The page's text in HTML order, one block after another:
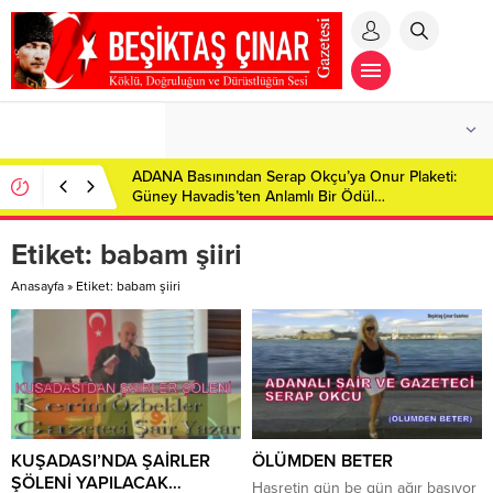
ADANA Basınından Serap Okçu’ya Onur Plaketi:
Güney Havadis’ten Anlamlı Bir Ödül…
Etiket: babam şiiri
Anasayfa » Etiket: babam şiiri
KUŞADASI’NDA ŞAİRLER
ŞÖLENİ YAPILACAK…
ÖLÜMDEN BETER
Hasretin gün be gün ağır basıyor